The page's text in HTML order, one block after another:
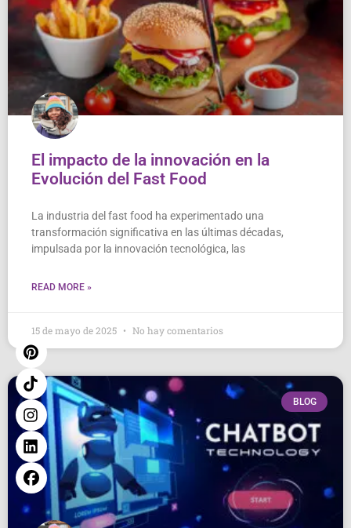
El impacto de la innovación en la
Evolución del Fast Food
La industria del fast food ha experimentado una
transformación significativa en las últimas décadas,
impulsada por la innovación tecnológica, las
READ MORE »
15 de mayo de 2025 No hay comentarios
BLOG